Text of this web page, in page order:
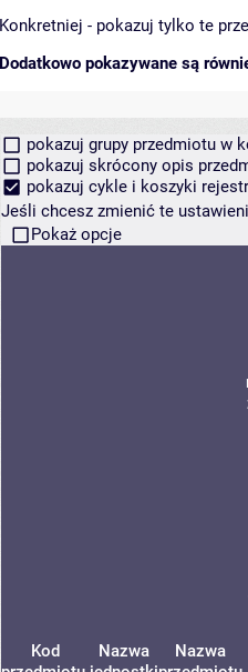
Konkretniej - pokazuj tylko te
Dodatkowo pokazywane są
pokazuj grupy przedmiotu w
pokazuj skrócony opis
pokazuj cykle i koszyki
Jeśli chcesz zmienić te
Pokaż opcje
Kod
Nazwa
Nazwa